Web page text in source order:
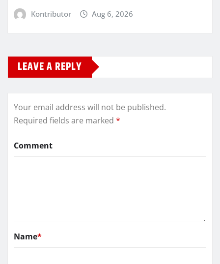
Kontributor Aug 6, 2026
LEAVE A REPLY
Your email address will not be published.
Required fields are marked *
Comment
Name*